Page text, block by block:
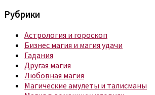
Рубрики
Астрология и гороскоп
Бизнес магия и магия удачи
Гадания
Другая магия
Любовная магия
Магические амулеты и талисманы